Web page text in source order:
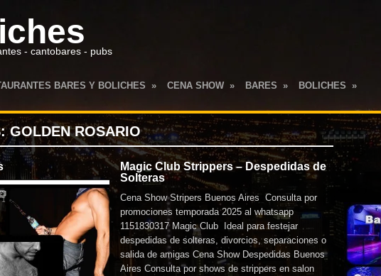
- cantobares - pubs
BARES Y BOLICHES » CENA SHOW » BARES » BOLICHES »
GOLDEN ROSARIO
Magic Club Strippers – Despedidas de
Solteras
Cena Show Stripers Buenos Aires Consulta por
promociones temporada 2025 al whatsapp
1151830317 Magic Club Ideal para festejar
despedidas de solteras, divorcios, separaciones o
salida de amigas Cena Show Despedidas Buenos
Aires Consulta por shows de strippers en salon